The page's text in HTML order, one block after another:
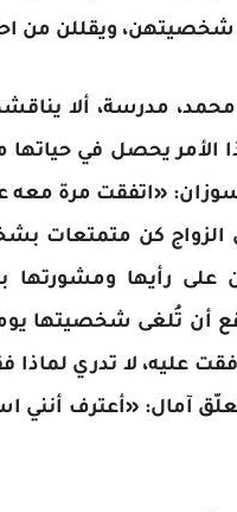
ويقللن من
مدرسة، ألا
يحصل في حياتها
سوزان: «اتفقت مرة
الزواج كن متمتعات
رأيها ومشورتها
أن تُلغى شخصيتها
عليه، لا تدري
آمال: «أعترف